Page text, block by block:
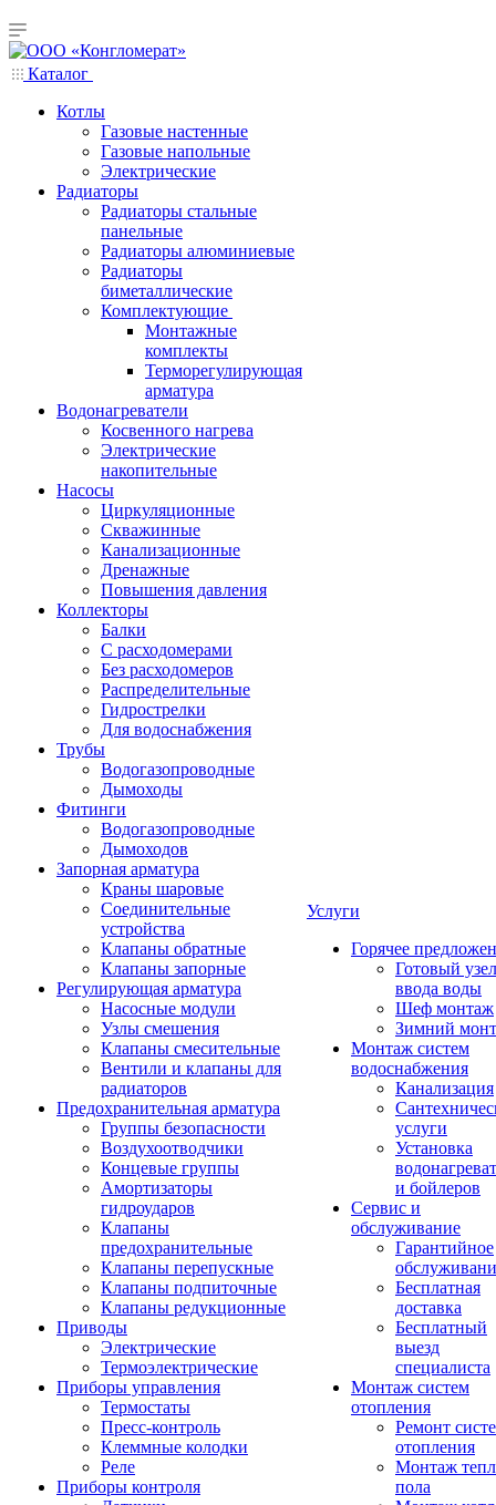
Каталог
Котлы
Газовые настенные
Газовые напольные
Электрические
Радиаторы
Радиаторы стальные
панельные
Радиаторы алюминиевые
Радиаторы
биметаллические
Комплектующие
Монтажные
комплекты
Терморегулирующая
арматура
Водонагреватели
Косвенного нагрева
Электрические
накопительные
Насосы
Циркуляционные
Скважинные
Канализационные
Дренажные
Повышения давления
Коллекторы
Балки
С расходомерами
Без расходомеров
Распределительные
Гидрострелки
Для водоснабжения
Трубы
Водогазопроводные
Дымоходы
Фитинги
Водогазопроводные
Дымоходов
Запорная арматура
Краны шаровые
Соединительные
устройства
Клапаны обратные
Клапаны запорные
Регулирующая арматура
Насосные модули
Узлы смешения
Клапаны смесительные
Вентили и клапаны для
радиаторов
Предохранительная арматура
Группы безопасности
Воздухоотводчики
Концевые группы
Амортизаторы
гидроударов
Клапаны
предохранительные
Клапаны перепускные
Клапаны подпиточные
Клапаны редукционные
Приводы
Электрические
Термоэлектрические
Приборы управления
Термостаты
Пресс-контроль
Клеммные колодки
Реле
Приборы контроля
Услуги
Горячее
Готовый узел
ввода воды
Шеф монтаж
Зимний
Монтаж систем
водоснабжения
Канализация
услуги
Установка
и бойлеров
Сервис и
обслуживание
Гарантийное
Бесплатная
доставка
Бесплатный
выезд
специалиста
Монтаж систем
отопления
Ремонт
отопления
Монтаж
пола